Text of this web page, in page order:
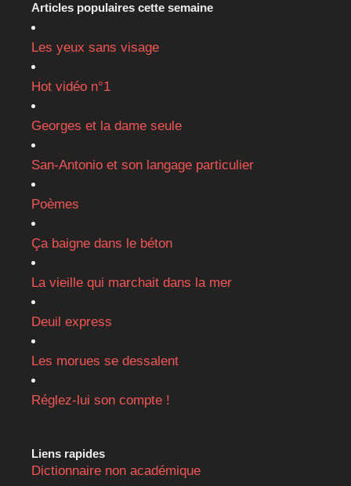
Articles populaires cette semaine
Les yeux sans visage
Hot vidéo n°1
Georges et la dame seule
San-Antonio et son langage particulier
Poèmes
Ça baigne dans le béton
La vieille qui marchait dans la mer
Deuil express
Les morues se dessalent
Réglez-lui son compte !
Liens rapides
Dictionnaire non académique